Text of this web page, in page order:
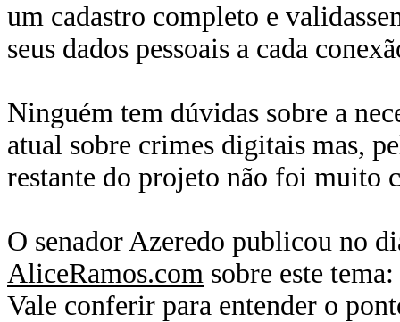
um cadastro completo e
seus dados pessoais a cada
Ninguém tem dúvidas sobre a
atual sobre crimes digitais mas,
restante do projeto não foi muito
O senador Azeredo publicou no
AliceRamos.com sobre este tema:
Vale conferir para entender o